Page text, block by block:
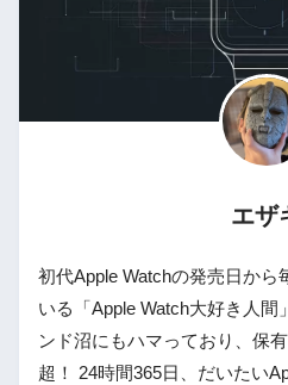
エザ
初代Apple Watchの発売日から
いる「Apple Watch大好き人間
ンド沼にもハマっており、保
超！ 24時間365日、だいたい